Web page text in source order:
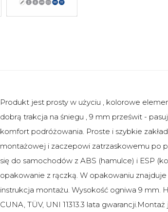
Produkt jest prosty w użyciu , kolorowe
dobrą trakcja na śniegu , 9 mm prześwit -
komfort podróżowania. Proste i szybkie
montażowej i zaczepowi zatrzaskowemu po
się do samochodów z ABS (hamulce) i ESP
opakowanie z rączką. W opakowaniu
instrukcja montażu. Wysokość ogniwa 9 mm.
CUNA, TÜV, UNI 11313.3 lata